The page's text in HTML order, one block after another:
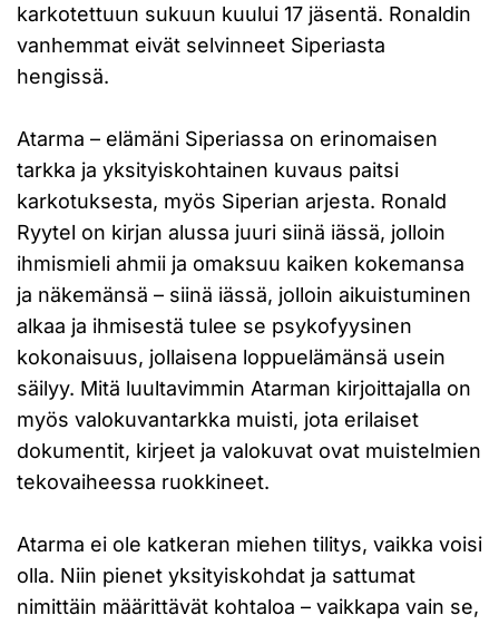
karkotettuun sukuun kuului 17 jäsentä. Ronaldin
vanhemmat eivät selvinneet Siperiasta
hengissä.
Atarma – elämäni Siperiassa on erinomaisen
tarkka ja yksityiskohtainen kuvaus paitsi
karkotuksesta, myös Siperian arjesta. Ronald
Ryytel on kirjan alussa juuri siinä iässä, jolloin
ihmismieli ahmii ja omaksuu kaiken kokemansa
ja näkemänsä – siinä iässä, jolloin aikuistuminen
alkaa ja ihmisestä tulee se psykofyysinen
kokonaisuus, jollaisena loppuelämänsä usein
säilyy. Mitä luultavimmin Atarman kirjoittajalla on
myös valokuvantarkka muisti, jota erilaiset
dokumentit, kirjeet ja valokuvat ovat muistelmien
tekovaiheessa ruokkineet.
Atarma ei ole katkeran miehen tilitys, vaikka voisi
olla. Niin pienet yksityiskohdat ja sattumat
nimittäin määrittävät kohtaloa – vaikkapa vain se,